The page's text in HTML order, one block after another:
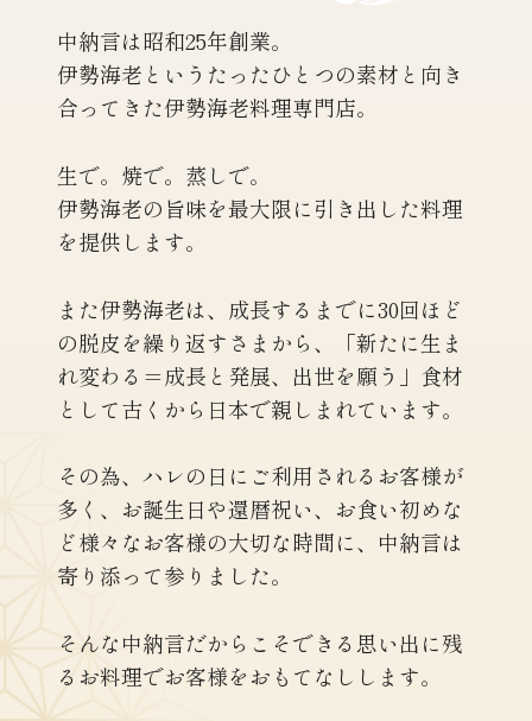
中納言は昭和25年創業。
伊勢海老というたったひとつの素材と向き
合ってきた伊勢海老料理専門店。
生で。焼で。蒸しで。
伊勢海老の旨味を最大限に引き出した料理
を提供します。
また伊勢海老は、成長するまでに30回ほど
の脱皮を繰り返すさまから、
「新たに生ま
れ変わる＝成長と発展、出世を願う」食材
として古くから日本で親しまれています。
その為、ハレの日にご利用されるお客様が
多く、 お誕生日や還暦祝い、お食い初めな
ど様々なお客様の大切な時間に、 中納言は
寄り添って参りました。
そんな中納言だからこそできる 思い出に残
るお料理でお客様をおもてなしします。